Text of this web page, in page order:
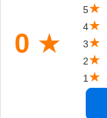
Công suất cao, âm
cung cấp công suất
Công
định trong thời gian
0 ★
5★
4★
3★
2★
1★